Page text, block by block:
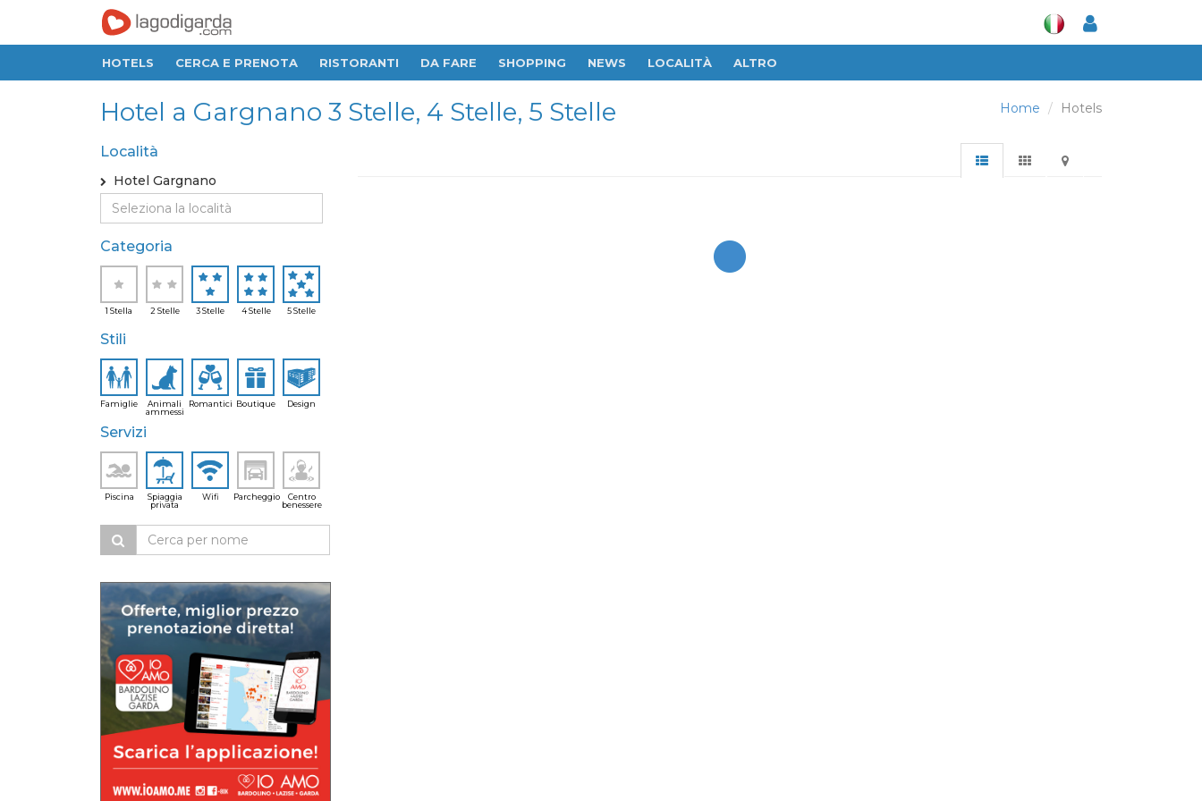
HOTELS CERCA E PRENOTA RISTORANTI DA FARE SHOPPING NEWS LOCALITÀ ALTRO
Home Hotels
Hotel a Gargnano 3 Stelle, 4 Stelle, 5 Stelle
Località
Hotel Gargnano
Categoria
1 Stella 2 Stelle 3 Stelle 4 Stelle 5 Stelle
Stili
Famiglie
Animali
ammessi
Romantici Boutique Design
Servizi
Piscina
Spiaggia
privata
Wifi Parcheggio
Centro
benessere